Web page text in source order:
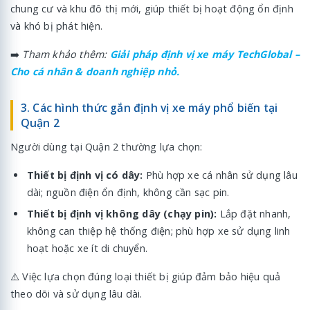
chung cư và khu đô thị mới, giúp thiết bị hoạt động ổn định
và khó bị phát hiện.
➡️ Tham khảo thêm: Giải pháp định vị xe máy TechGlobal –
Cho cá nhân & doanh nghiệp nhỏ.
3. Các hình thức gắn định vị xe máy phổ biến tại
Quận 2
Người dùng tại Quận 2 thường lựa chọn:
Thiết bị định vị có dây: Phù hợp xe cá nhân sử dụng lâu
dài; nguồn điện ổn định, không cần sạc pin.
Thiết bị định vị không dây (chạy pin): Lắp đặt nhanh,
không can thiệp hệ thống điện; phù hợp xe sử dụng linh
hoạt hoặc xe ít di chuyển.
⚠️ Việc lựa chọn đúng loại thiết bị giúp đảm bảo hiệu quả
theo dõi và sử dụng lâu dài.